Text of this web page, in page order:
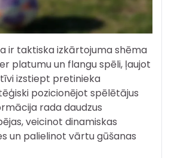
ir taktiska izkārtojuma shēma
platumu un flangu spēli, ļaujot
izstiept pretinieka
pozicionējot spēlētājus
rada daudzus
veicinot dinamiskas
un palielinot vārtu gūšanas